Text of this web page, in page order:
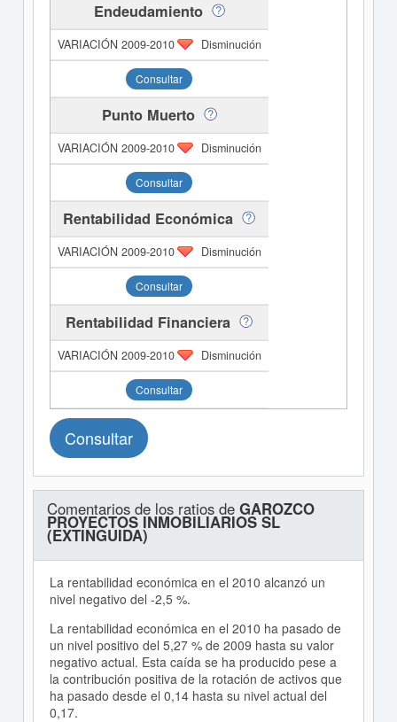
Endeudamiento
Disminución
Consultar
Punto Muerto
Disminución
Consultar
Rentabilidad Económica
Disminución
Consultar
Rentabilidad Financiera
Disminución
Consultar
Consultar
Comentarios de los ratios de GAROZCO
PROYECTOS INMOBILIARIOS SL
(EXTINGUIDA)
La rentabilidad económica en el 2010 alcanzó un
nivel negativo del -2,5 %.
La rentabilidad económica en el 2010 ha pasado de
un nivel positivo del 5,27 % de 2009 hasta su valor
negativo actual. Esta caída se ha producido pese a
la contribución positiva de la rotación de activos que
ha pasado desde el 0,14 hasta su nivel actual del
0,17.